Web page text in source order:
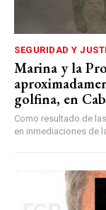
SEGURIDAD Y
Marina y la
golfina, en
Como resultado de
en inmediaciones de